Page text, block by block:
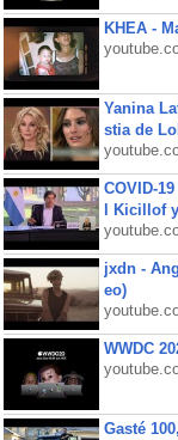
KHEA -
Yanina
stia de
COVID-
l Kicillof
jxdn -
eo)
WWDC
Gasté